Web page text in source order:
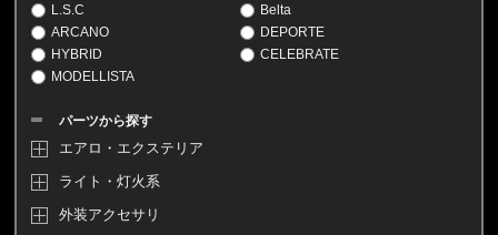
L.S.C
Belta
ARCANO
DEPORTE
HYBRID
CELEBRATE
MODELLISTA
パーツから探す
エアロ・エクステリア
ライト・灯火系
外装アクセサリ